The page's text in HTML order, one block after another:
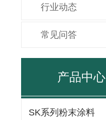
行业动态
常见问答
产品中心
SK系列粉末涂料